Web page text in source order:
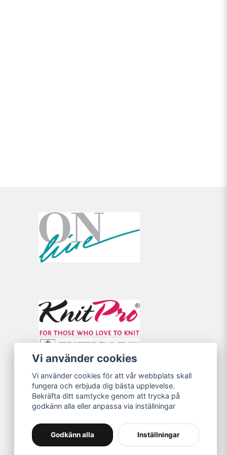
Vi använder cookies
Vi använder cookies för att vår webbplats skall
fungera och erbjuda dig bästa upplevelse.
Bekräfta ditt samtycke genom att trycka på
godkänn alla eller anpassa via inställningar
Godkänn alla Inställningar